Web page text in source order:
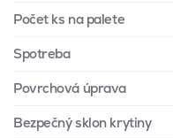
Počet ks na palete
Spotreba
Povrchová úprava
Bezpečný sklon krytiny